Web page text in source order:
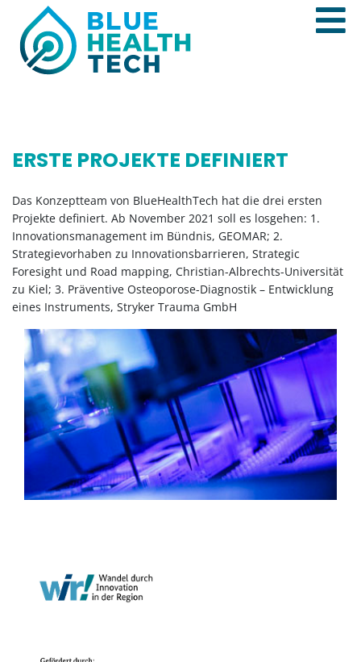
ERSTE PROJEKTE DEFINIERT
Das Konzeptteam von BlueHealthTech hat die drei ersten
Projekte definiert. Ab November 2021 soll es losgehen: 1.
Innovationsmanagement im Bündnis, GEOMAR; 2.
Strategievorhaben zu Innovationsbarrieren, Strategic
Foresight und Road mapping, Christian-Albrechts-Universität
zu Kiel; 3. Präventive Osteoporose-Diagnostik – Entwicklung
eines Instruments, Stryker Trauma GmbH